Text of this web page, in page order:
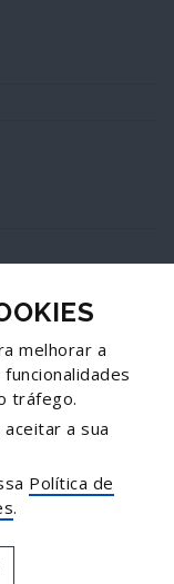
melhorar a
tráfego.
a sua
Política de
.